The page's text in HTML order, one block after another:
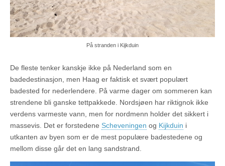
På stranden i Kijkduin
De fleste tenker kanskje ikke på Nederland som en
badedestinasjon, men Haag er faktisk et svært populært
badested for nederlendere. På varme dager om sommeren kan
strendene bli ganske tettpakkede. Nordsjøen har riktignok ikke
verdens varmeste vann, men for nordmenn holder det sikkert i
massevis. Det er forstedene Scheveningen og Kijkduin i
utkanten av byen som er de mest populære badestedene og
mellom disse går det en lang sandstrand.